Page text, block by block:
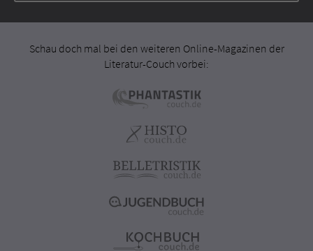
Schau doch mal bei den weiteren Online-Magazinen der
Literatur-Couch vorbei: